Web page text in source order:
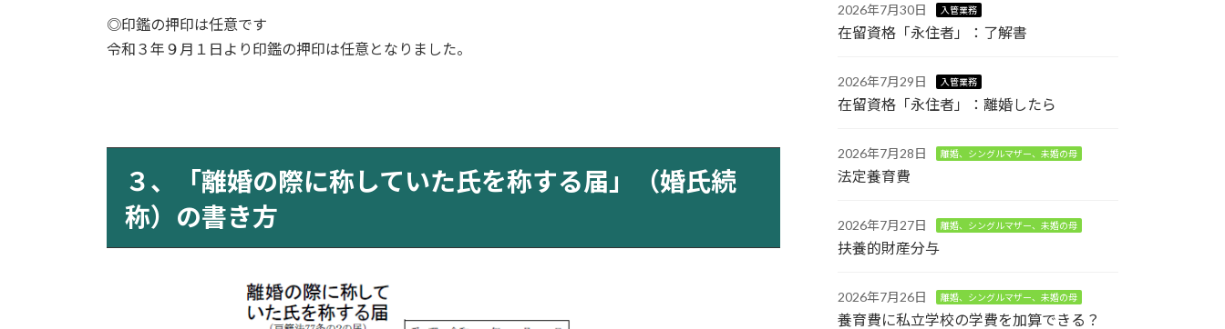
◎印鑑の押印は任意です
令和３年９月１日より印鑑の押印は任意となりました。
３、「離婚の際に称していた氏を称する届」（婚氏続
称）の書き方
2026年7月30日 入管業務
在留資格「永住者」：了解書
2026年7月29日 入管業務
在留資格「永住者」：離婚したら
2026年7月28日 離婚、シングルマザー、未婚の母
法定養育費
2026年7月27日 離婚、シングルマザー、未婚の母
扶養的財産分与
2026年7月26日 離婚、シングルマザー、未婚の母
養育費に私立学校の学費を加算できる？